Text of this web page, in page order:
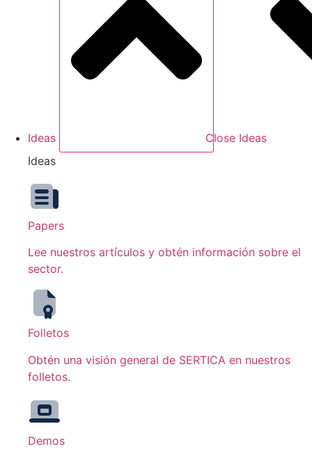
Ideas
Close Ideas
Ideas
Papers
Lee nuestros artículos y obtén información sobre el
sector.
Folletos
Obtén una visión general de SERTICA en nuestros
folletos.
Demos